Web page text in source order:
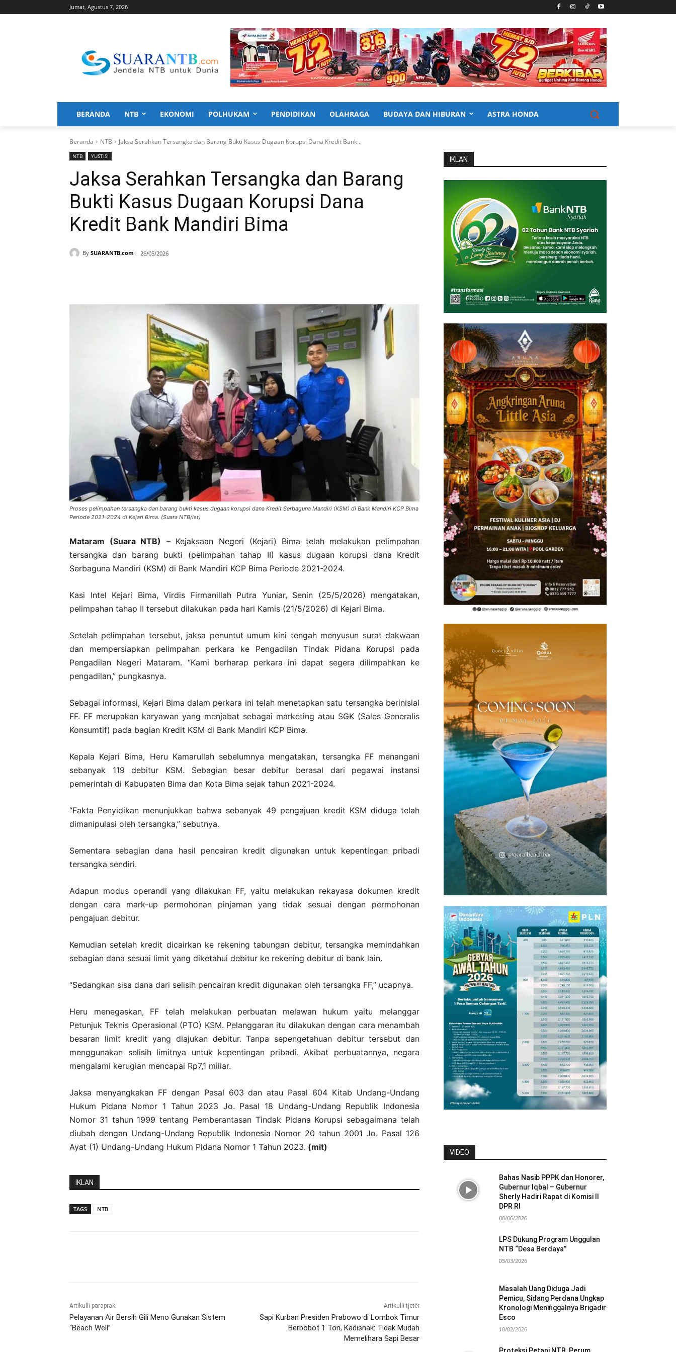
Jumat, Agustus 7, 2026
BERANDA NTB EKONOMI POLHUKAM PENDIDIKAN OLAHRAGA BUDAYA DAN HIBURAN ASTRA HONDA
Beranda NTB Jaksa Serahkan Tersangka dan Barang Bukti Kasus Dugaan Korupsi Dana Kredit Bank...
NTB YUSTISI
Jaksa Serahkan Tersangka dan Barang
Bukti Kasus Dugaan Korupsi Dana
Kredit Bank Mandiri Bima
By SUARANTB.com 26/05/2026
Proses pelimpahan tersangka dan barang bukti kasus dugaan korupsi dana Kredit Serbaguna Mandiri (KSM) di Bank Mandiri KCP Bima
Periode 2021-2024 di Kejari Bima. (Suara NTB/ist)
Mataram (Suara NTB)
– Kejaksaan Negeri (Kejari) Bima telah melakukan pelimpahan
tersangka dan barang bukti (pelimpahan tahap II) kasus dugaan korupsi dana Kredit
Serbaguna Mandiri (KSM) di Bank Mandiri KCP Bima Periode 2021-2024.
Kasi Intel Kejari Bima, Virdis Firmanillah Putra Yuniar, Senin (25/5/2026) mengatakan,
pelimpahan tahap II tersebut dilakukan pada hari Kamis (21/5/2026) di Kejari Bima.
Setelah pelimpahan tersebut, jaksa penuntut umum kini tengah menyusun surat dakwaan
dan mempersiapkan pelimpahan perkara ke Pengadilan Tindak Pidana Korupsi pada
Pengadilan Negeri Mataram. “Kami berharap perkara ini dapat segera dilimpahkan ke
pengadilan,” pungkasnya.
Sebagai informasi, Kejari Bima dalam perkara ini telah menetapkan satu tersangka berinisial
FF. FF merupakan karyawan yang menjabat sebagai marketing atau SGK (Sales Generalis
Konsumtif) pada bagian Kredit KSM di Bank Mandiri KCP Bima.
Kepala Kejari Bima, Heru Kamarullah sebelumnya mengatakan, tersangka FF menangani
sebanyak 119 debitur KSM. Sebagian besar debitur berasal dari pegawai instansi
pemerintah di Kabupaten Bima dan Kota Bima sejak tahun 2021-2024.
“Fakta Penyidikan menunjukkan bahwa sebanyak 49 pengajuan kredit KSM diduga telah
dimanipulasi oleh tersangka,” sebutnya.
Sementara sebagian dana hasil pencairan kredit digunakan untuk kepentingan pribadi
tersangka sendiri.
Adapun modus operandi yang dilakukan FF, yaitu melakukan rekayasa dokumen kredit
dengan cara mark-up permohonan pinjaman yang tidak sesuai dengan permohonan
pengajuan debitur.
Kemudian setelah kredit dicairkan ke rekening tabungan debitur, tersangka memindahkan
sebagian dana sesuai limit yang diketahui debitur ke rekening debitur di bank lain.
“Sedangkan sisa dana dari selisih pencairan kredit digunakan oleh tersangka FF,” ucapnya.
Heru menegaskan, FF telah melakukan perbuatan melawan hukum yaitu melanggar
Petunjuk Teknis Operasional (PTO) KSM. Pelanggaran itu dilakukan dengan cara menambah
besaran limit kredit yang diajukan debitur. Tanpa sepengetahuan debitur tersebut dan
menggunakan selisih limitnya untuk kepentingan pribadi. Akibat perbuatannya, negara
mengalami kerugian mencapai Rp7,1 miliar.
Jaksa menyangkakan FF dengan Pasal 603 dan atau Pasal 604 Kitab Undang-Undang
Hukum Pidana Nomor 1 Tahun 2023 Jo. Pasal 18 Undang-Undang Republik Indonesia
Nomor 31 tahun 1999 tentang Pemberantasan Tindak Pidana Korupsi sebagaimana telah
diubah dengan Undang-Undang Republik Indonesia Nomor 20 tahun 2001 Jo. Pasal 126
Ayat (1) Undang-Undang Hukum Pidana Nomor 1 Tahun 2023. (mit)
IKLAN
TAGS NTB
Artikulli paraprak
Pelayanan Air Bersih Gili Meno Gunakan Sistem
“Beach Well”
Artikulli tjetër
Sapi Kurban Presiden Prabowo di Lombok Timur
Berbobot 1 Ton, Kadisnak: Tidak Mudah
Memelihara Sapi Besar
IKLAN
VIDEO
Bahas Nasib PPPK dan Honorer,
Gubernur Iqbal – Gubernur
Sherly Hadiri Rapat di Komisi II
DPR RI
08/06/2026
LPS Dukung Program Unggulan
NTB “Desa Berdaya”
05/03/2026
Masalah Uang Diduga Jadi
Pemicu, Sidang Perdana Ungkap
Kronologi Meninggalnya Brigadir
Esco
10/02/2026
Proteksi Petani NTB, Perum